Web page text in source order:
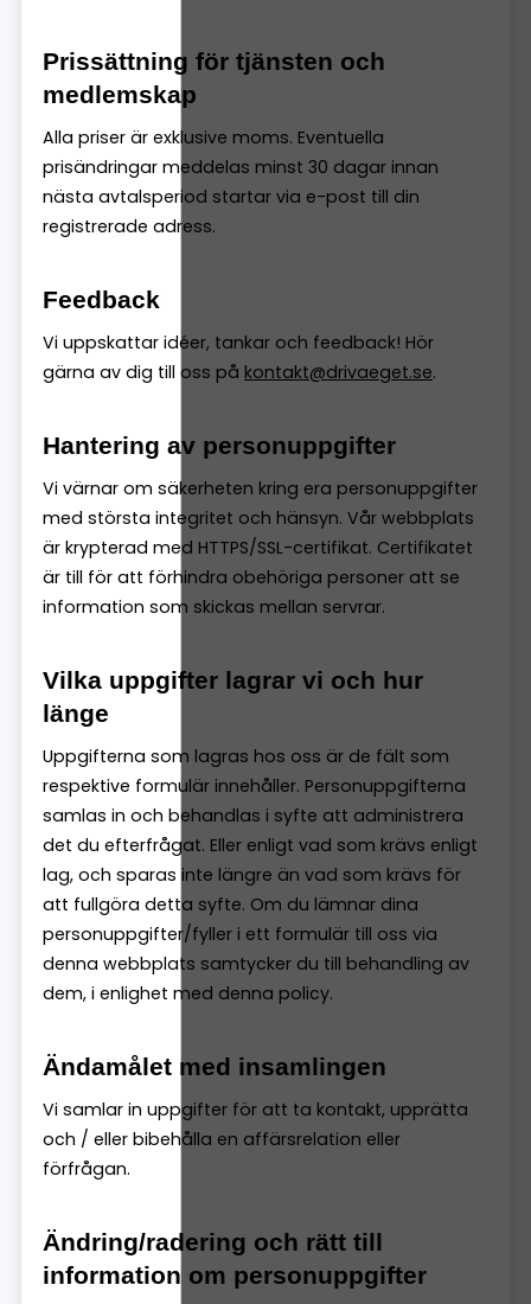
Prissättning för tjänsten och
medlemskap
Alla priser är exklusive moms. Eventuella
prisändringar meddelas minst 30 dagar innan
nästa avtalsperiod startar via e-post till din
registrerade adress.
Feedback
Vi uppskattar idéer, tankar och feedback! Hör
gärna av dig till oss på kontakt@drivaeget.se.
Hantering av personuppgifter
Vi värnar om säkerheten kring era personuppgifter
med största integritet och hänsyn. Vår webbplats
är krypterad med HTTPS/SSL-certifikat. Certifikatet
är till för att förhindra obehöriga personer att se
information som skickas mellan servrar.
Vilka uppgifter lagrar vi och hur
länge
Uppgifterna som lagras hos oss är de fält som
respektive formulär innehåller. Personuppgifterna
samlas in och behandlas i syfte att administrera
det du efterfrågat. Eller enligt vad som krävs enligt
lag, och sparas inte längre än vad som krävs för
att fullgöra detta syfte. Om du lämnar dina
personuppgifter/fyller i ett formulär till oss via
denna webbplats samtycker du till behandling av
dem, i enlighet med denna policy.
Ändamålet med insamlingen
Vi samlar in uppgifter för att ta kontakt, upprätta
och / eller bibehålla en affärsrelation eller
förfrågan.
Ändring/radering och rätt till
information om personuppgifter